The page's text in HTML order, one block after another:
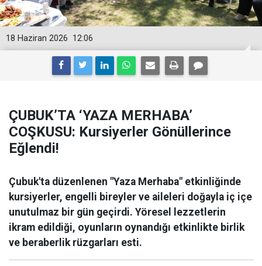
12:06
18 Haziran 2026
ÇUBUK’TA ‘YAZA MERHABA’
COŞKUSU: Kursiyerler Gönüllerince
Eğlendi!
Çubuk'ta düzenlenen "Yaza Merhaba" etkinliğinde
kursiyerler, engelli bireyler ve aileleri doğayla iç içe
unutulmaz bir gün geçirdi. Yöresel lezzetlerin
ikram edildiği, oyunların oynandığı etkinlikte birlik
ve beraberlik rüzgarları esti.